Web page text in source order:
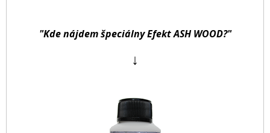
"Kde nájdem špeciálny Efekt ASH WOOD?"
↓